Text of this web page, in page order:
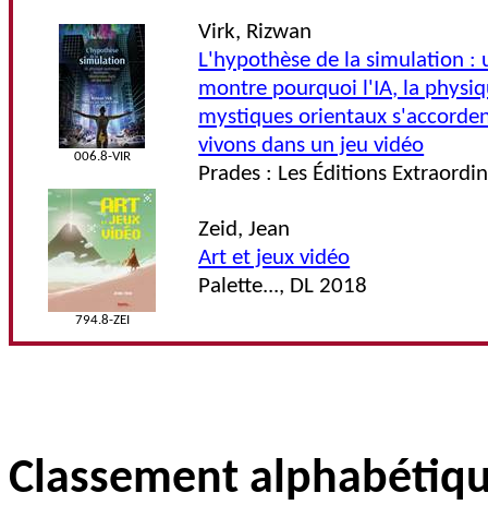
006.8-VIR
Virk, Rizwan
L'hypothèse de la simulation
montre pourquoi l'IA, la
mystiques orientaux
vivons dans un jeu vidéo
Prades : Les Éditions
794.8-ZEI
Zeid, Jean
Art et jeux vidéo
Palette..., DL 2018
Classement